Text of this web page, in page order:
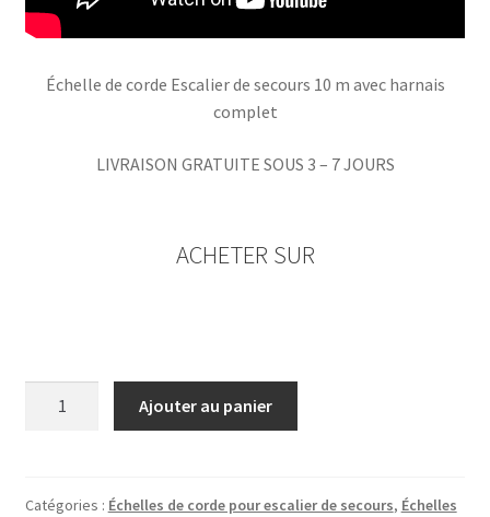
Échelle de corde Escalier de secours 10 m avec harnais
complet
LIVRAISON GRATUITE SOUS 3 – 7 JOURS
ACHETER SUR
de
Ajouter au panier
Catégories : Échelles de corde pour escalier de secours, Échelles